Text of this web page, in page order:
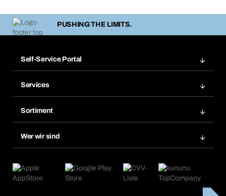
PUSHING THE LIMITS.
Self-Service Portal
Merklisten
Nachbestellungen
Abo-Funktion
Services
Chemical Safety Management
eProcurement
Produktfinder
Sortiment
Kataloge & Broschüren
Wer wir sind
Was uns antreibt